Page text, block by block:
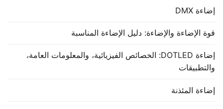
إضاءة DMX
قوة الإضاءة والإضاءة: دليل الإضاءة المناسبة
إضاءة DOTLED: الخصائص الفيزيائية، والمعلومات العامة،
والتطبيقات
إضاءة المئذنة